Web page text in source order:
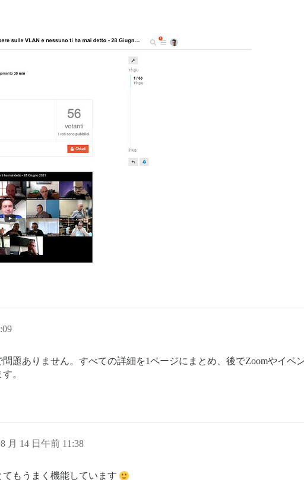
題ありません。すべての詳細を1ページにまとめ、後でZoomやイベ
。
月 14 日午前 11:38
もうまく機能しています